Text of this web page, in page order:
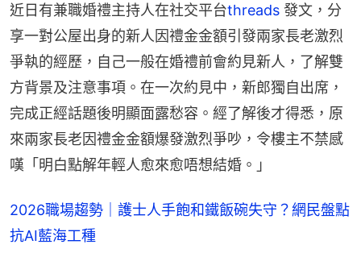
近日有兼職婚禮主持人在社交平台threads 發文，分
享一對公屋出身的新人因禮金金額引發兩家長老激烈
爭執的經歷，自己一般在婚禮前會約見新人，了解雙
方背景及注意事項。在一次約見中，新郎獨自出席，
完成正經話題後明顯面露愁容。經了解後才得悉，原
來兩家長老因禮金金額爆發激烈爭吵，令樓主不禁感
嘆「明白點解年輕人愈來愈唔想結婚。」
2026職場趨勢｜護士人手飽和鐵飯碗失守？網民盤點
抗AI藍海工種